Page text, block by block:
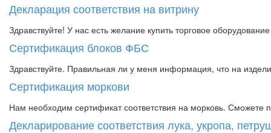
Декларация соответствия на витрину
Здравствуйте! У нас есть желание купить торговое
Сертификация блоков ФБС
Здравствуйте. Правильная ли у меня информация, что на
Сертификация моркови
Нам необходим сертификат соответствия на морковь. Сможете
Декларирование соответствия лука, укропа,